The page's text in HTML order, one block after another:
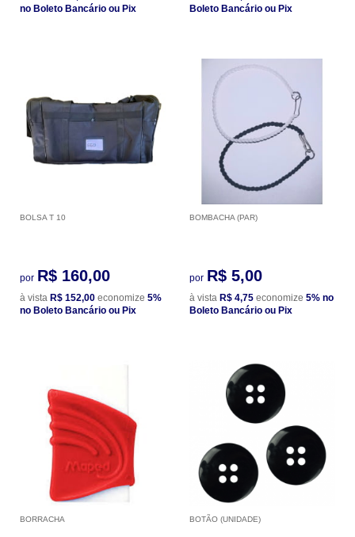
no Boleto Bancário ou Pix
Boleto Bancário ou Pix
BOLSA T 10
por R$ 160,00
à vista R$ 152,00 economize 5%
no Boleto Bancário ou Pix
BOMBACHA (PAR)
por R$ 5,00
à vista R$ 4,75 economize 5% no
Boleto Bancário ou Pix
BORRACHA BOTÃO (UNIDADE)